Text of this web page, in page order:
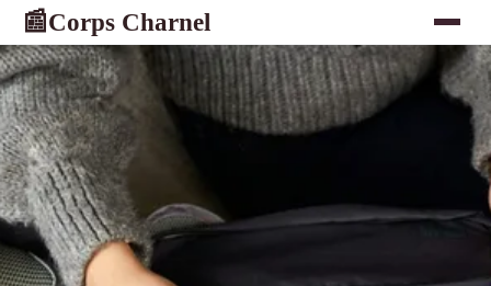
📰Corps Charnel